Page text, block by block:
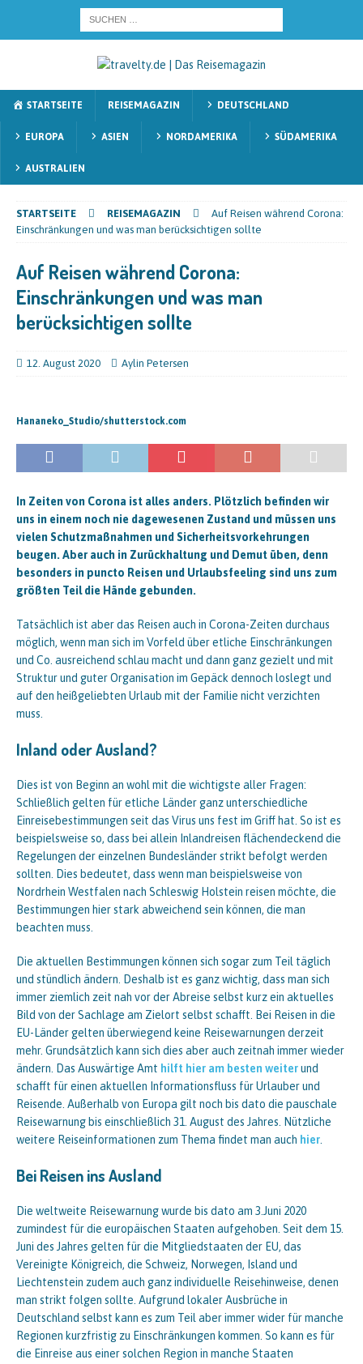
STARTSEITE REISEMAGAZIN DEUTSCHLAND
EUROPA ASIEN NORDAMERIKA SÜDAMERIKA
AUSTRALIEN
STARTSEITE REISEMAGAZIN
Auf Reisen während Corona:
Einschränkungen und was man berücksichtigen sollte
Auf Reisen während Corona:
Einschränkungen und was man
berücksichtigen sollte
12. August 2020 Aylin Petersen
Hananeko_Studio/shutterstock.com
In Zeiten von Corona ist alles anders. Plötzlich befinden wir
uns in einem noch nie dagewesenen Zustand und müssen uns
vielen Schutzmaßnahmen und Sicherheitsvorkehrungen
beugen. Aber auch in Zurückhaltung und Demut üben, denn
besonders in puncto Reisen und Urlaubsfeeling sind uns zum
größten Teil die Hände gebunden.
Tatsächlich ist aber das Reisen auch in Corona-Zeiten durchaus
möglich, wenn man sich im Vorfeld über etliche Einschränkungen
und Co. ausreichend schlau macht und dann ganz gezielt und mit
Struktur und guter Organisation im Gepäck dennoch loslegt und
auf den heißgeliebten Urlaub mit der Familie nicht verzichten
muss.
Inland oder Ausland?
Dies ist von Beginn an wohl mit die wichtigste aller Fragen:
Schließlich gelten für etliche Länder ganz unterschiedliche
Einreisebestimmungen seit das Virus uns fest im Griff hat. So ist es
beispielsweise so, dass bei allein Inlandreisen flächendeckend die
Regelungen der einzelnen Bundesländer strikt befolgt werden
sollten. Dies bedeutet, dass wenn man beispielsweise von
Nordrhein Westfalen nach Schleswig Holstein reisen möchte, die
Bestimmungen hier stark abweichend sein können, die man
beachten muss.
Die aktuellen Bestimmungen können sich sogar zum Teil täglich
und stündlich ändern. Deshalb ist es ganz wichtig, dass man sich
immer ziemlich zeit nah vor der Abreise selbst kurz ein aktuelles
Bild von der Sachlage am Zielort selbst schafft. Bei Reisen in die
EU-Länder gelten überwiegend keine Reisewarnungen derzeit
mehr. Grundsätzlich kann sich dies aber auch zeitnah immer wieder
ändern. Das Auswärtige Amt hilft hier am besten weiterund
schafft für einen aktuellen Informationsfluss für Urlauber und
Reisende. Außerhalb von Europa gilt noch bis dato die pauschale
Reisewarnung bis einschließlich 31. August des Jahres. Nützliche
weitere Reiseinformationen zum Thema findet man auch hier
Bei Reisen ins Ausland
Die weltweite Reisewarnung wurde bis dato am 3.Juni 2020
zumindest für die europäischen Staaten aufgehoben. Seit dem 15.
Juni des Jahres gelten für die Mitgliedstaaten der EU, das
Vereinigte Königreich, die Schweiz, Norwegen, Island und
Liechtenstein zudem auch ganz individuelle Reisehinweise, denen
man strikt folgen sollte. Aufgrund lokaler Ausbrüche in
Deutschland selbst kann es zum Teil aber immer wider für manche
Regionen kurzfristig zu Einschränkungen kommen. So kann es für
die Einreise aus einer solchen Region in manche Staaten